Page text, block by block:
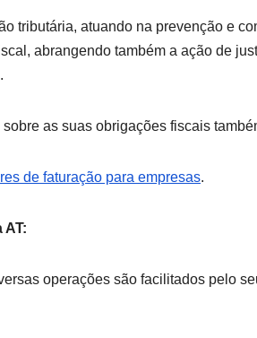
tributária, atuando na prevenção e
abrangendo também a ação de
as suas obrigações fiscais
de faturação para empresas.
AT:
operações são facilitados pelo